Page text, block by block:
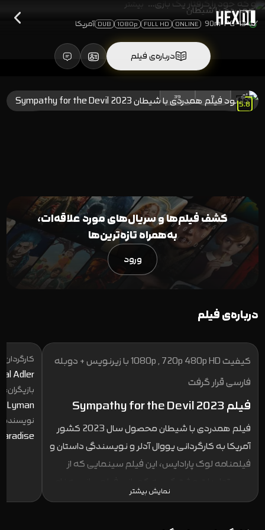
او که خود را گرفتار یک بازی… بیشتر
PG-13
90m
ONLINE
FULL HD
1080p
DUB آمریکا
درباره‌ی فیلم
5.8
رای 9
39
کشف فیلم‌ها و سریال‌های مورد علاقه‌ات،
به‌همراه تازه‌ترین‌ها
ورود
درباره‌ی فیلم
کیفیت 1080p , 720p 480p HD با زیرنویس + دوبله
فارسی قرار گرفت
فیلم Sympathy for the Devil 2023
فیلم همدردی با شیطان محصول سال 2023 کشور
آمریکا به کارگردانی یووال آدلر و نویسندگی داستان و
فیلمنامه لوک پارادایس، این فیلم سینمایی که از
های Hammerstone Studios و Capstone Global و
نمایش بیشتر
کارگردان:
Adler
بازیگران:
Lyman
نویسنده: